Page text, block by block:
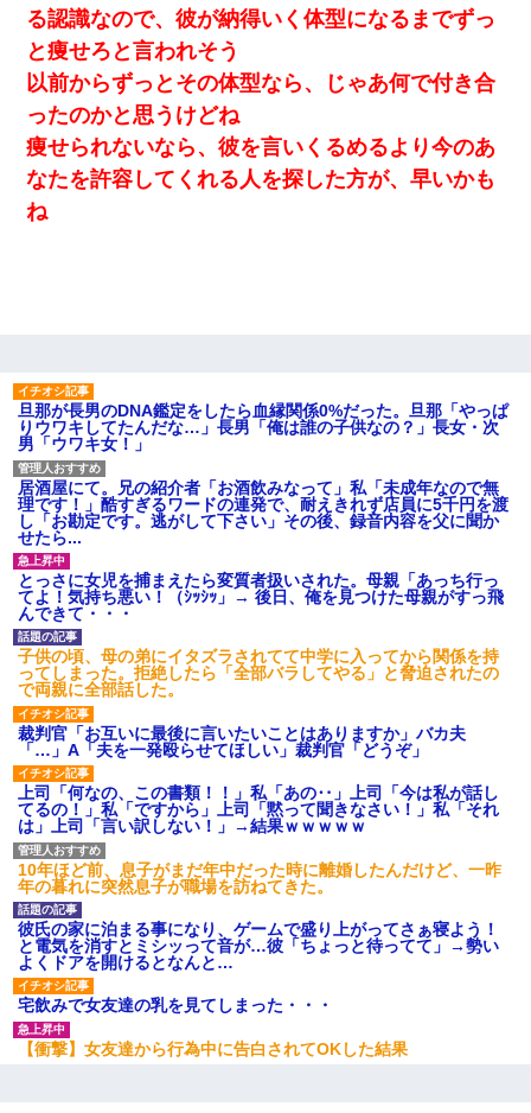
る認識なので、彼が納得いく体型になるまでずっ
と痩せろと言われそう
以前からずっとその体型なら、じゃあ何で付き合
ったのかと思うけどね
痩せられないなら、彼を言いくるめるより今のあ
なたを許容してくれる人を探した方が、早いかも
ね
旦那が長男のDNA鑑定をしたら血縁関係0%だった。旦那「やっぱ
りウワキしてたんだな…」長男「俺は誰の子供なの？」長女・次
男「ウワキ女！」
居酒屋にて。兄の紹介者「お酒飲みなって」私「未成年なので無
理です！」酷すぎるワードの連発で、耐えきれず店員に5千円を渡
し「お勘定です。逃がして下さい」その後、録音内容を父に聞か
せたら...
とっさに女児を捕まえたら変質者扱いされた。母親「あっち行っ
てよ！気持ち悪い！（ｼｯｼｯ」→ 後日、俺を見つけた母親がすっ飛
んできて・・・
子供の頃、母の弟にイタズラされてて中学に入ってから関係を持
ってしまった。拒絶したら「全部バラしてやる」と脅迫されたの
で両親に全部話した。
裁判官「お互いに最後に言いたいことはありますか」バカ夫
「…」A「夫を一発殴らせてほしい」裁判官「どうぞ」
上司「何なの、この書類！！」私「あの‥」上司「今は私が話し
てるの！」私「ですから」上司「黙って聞きなさい！」私「それ
は」上司「言い訳しない！」→結果ｗｗｗｗｗ
10年ほど前、息子がまだ年中だった時に離婚したんだけど、一昨
年の暮れに突然息子が職場を訪ねてきた。
彼氏の家に泊まる事になり、ゲームで盛り上がってさぁ寝よう！
と電気を消すとミシッって音が…彼「ちょっと待ってて」→勢い
よくドアを開けるとなんと…
宅飲みで女友達の乳を見てしまった・・・
【衝撃】女友達から行為中に告白されてOKした結果